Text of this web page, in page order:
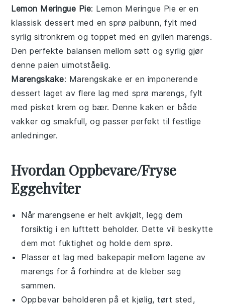
Lemon Meringue Pie: Lemon Meringue Pie er en
klassisk dessert med en sprø paibunn, fylt med
syrlig sitronkrem og toppet med en gyllen marengs.
Den perfekte balansen mellom søtt og syrlig gjør
denne paien uimotståelig.
Marengskake: Marengskake er en imponerende
dessert laget av flere lag med sprø marengs, fylt
med pisket krem og bær. Denne kaken er både
vakker og smakfull, og passer perfekt til festlige
anledninger.
Hvordan Oppbevare/Fryse
Eggehviter
Når marengsene er helt avkjølt, legg dem
forsiktig i en lufttett beholder. Dette vil beskytte
dem mot fuktighet og holde dem sprø.
Plasser et lag med bakepapir mellom lagene av
marengs for å forhindre at de kleber seg
sammen.
Oppbevar beholderen på et kjølig, tørt sted,